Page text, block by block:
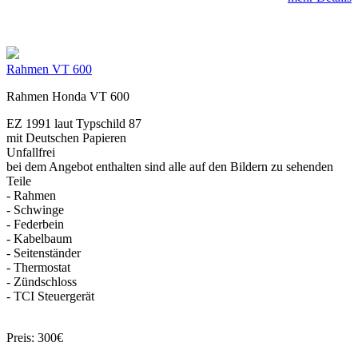
Rahmen VT 600
Rahmen Honda VT 600
EZ 1991 laut Typschild 87
mit Deutschen Papieren
Unfallfrei
bei dem Angebot enthalten sind alle auf den Bildern zu sehenden
Teile
- Rahmen
- Schwinge
- Federbein
- Kabelbaum
- Seitenständer
- Thermostat
- Zündschloss
- TCI Steuergerät
Preis: 300€